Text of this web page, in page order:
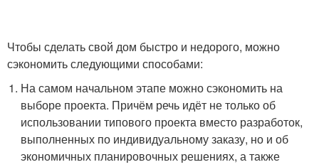
Чтобы сделать свой дом быстро и недорого, можно
сэкономить следующими способами:
На самом начальном этапе можно сэкономить на
выборе проекта. Причём речь идёт не только об
использовании типового проекта вместо разработок,
выполненных по индивидуальному заказу, но и об
экономичных планировочных решениях, а также